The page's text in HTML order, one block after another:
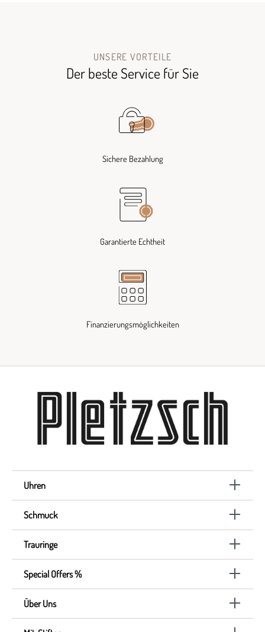
UNSERE VORTEILE
Der beste Service für Sie
Sichere Bezahlung
Garantierte Echtheit
Finanzierungsmöglichkeiten
Uhren
Schmuck
Trauringe
Special Offers %
Über Uns